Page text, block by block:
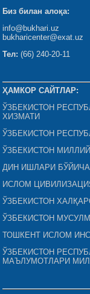
Биз билан алоқа:
info@bukhari.uz
bukharicenter@exat.uz
Тел: (66) 240-20-11
ҲАМКОР САЙТЛАР:
ЎЗБЕКИСТОН
ХИЗМАТИ
ЎЗБЕКИСТОН
ЎЗБЕКИСТОН
ДИН ИШЛАРИ
ИСЛОМ
ЎЗБЕКИСТОН
ЎЗБЕКИСТОН
ТОШКЕНТ ИСЛОМ
ЎЗБЕКИСТОН
МАЪЛУМОТЛАРИ